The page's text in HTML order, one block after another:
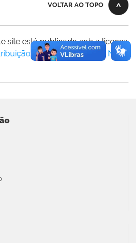
VOLTAR AO TOPO
site está publicado sob a licença
SemDerivações 3.0 Não